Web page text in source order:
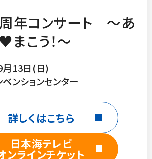
年コンサート ～あ
まこう！～
月13日(日)
ンションセンター
詳しくはこちら
日本海テレビ
ンラインチケット